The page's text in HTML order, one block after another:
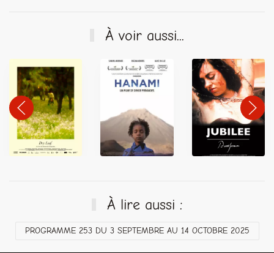
À voir aussi...
À lire aussi :
PROGRAMME 253 DU 3 SEPTEMBRE AU 14 OCTOBRE 2025